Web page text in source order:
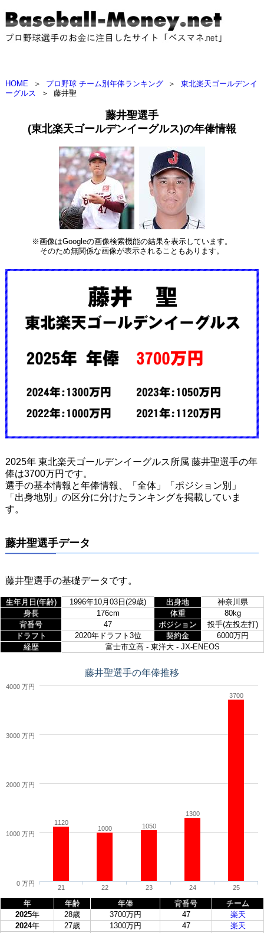
HOME ＞ プロ野球 チーム別年俸ランキング ＞
東北楽天ゴールデンイ
ーグルス
＞ 藤井聖
藤井聖選手
(東北楽天ゴールデンイーグルス)の年俸情報
※画像はGoogleの画像検索機能の結果を表示しています。
そのため無関係な画像が表示されることもあります。
2025年 東北楽天ゴールデンイーグルス所属 藤井聖選手の年
俸は3700万円です。
選手の基本情報と年俸情報、「全体」「ポジション別」
「出身地別」の区分に分けたランキングを掲載していま
す。
藤井聖選手データ
藤井聖選手の基礎データです。
生年月日(年齢) 1996年10月03日(29歳) 出身地
神奈川県
身長
176cm 体重
80kg
背番号
47 ポジション
投手(左投左打)
ドラフト
2020年ドラフト3位 契約金
6000万円
経歴
富士市立高 - 東洋大 - JX-ENEOS
藤井聖選手の年俸推移
1120
1000
1050
1300
3700
21 22 23 24 25
0 万円
1000 万円
2000 万円
3000 万円
4000 万円
年 年齢 年俸 背番号
チーム
2025年 28歳 3700万円 47
楽天
2024年 27歳 1300万円 47
楽天